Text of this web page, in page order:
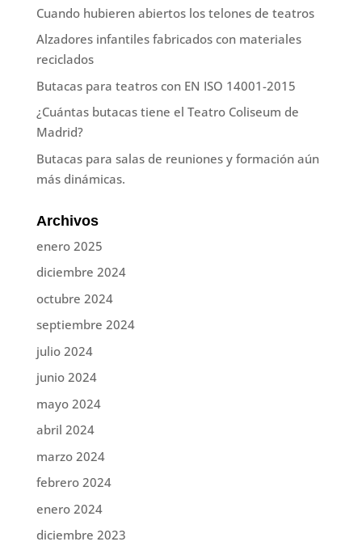
Cuando hubieren abiertos los telones de teatros
Alzadores infantiles fabricados con materiales
reciclados
Butacas para teatros con EN ISO 14001-2015
¿Cuántas butacas tiene el Teatro Coliseum de
Madrid?
Butacas para salas de reuniones y formación aún
más dinámicas.
Archivos
enero 2025
diciembre 2024
octubre 2024
septiembre 2024
julio 2024
junio 2024
mayo 2024
abril 2024
marzo 2024
febrero 2024
enero 2024
diciembre 2023